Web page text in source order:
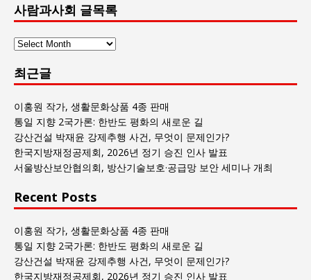
사람과사회 글목록
사
과
사
회
글
목
록
최근글
이홍원 작가, 생활문화상품 4종 판매
통일 지향 2국가론: 한반도 평화의 새로운 길
강산건설 박재윤 강제추행 사건, 무엇이 문제인가?
한국지방재정공제회, 2026년 정기 승진 인사 발표
서울방산보안협의회, 방산기술보호·공급망 보안 세미나 개최
Recent Posts
이홍원 작가, 생활문화상품 4종 판매
통일 지향 2국가론: 한반도 평화의 새로운 길
강산건설 박재윤 강제추행 사건, 무엇이 문제인가?
한국지방재정공제회, 2026년 정기 승진 인사 발표